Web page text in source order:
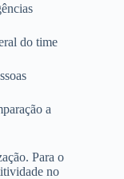
do time
a
Para o
no